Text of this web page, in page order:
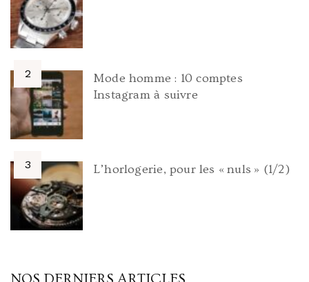
Mode homme : 10 comptes
Instagram à suivre
L’horlogerie, pour les « nuls » (1/2)